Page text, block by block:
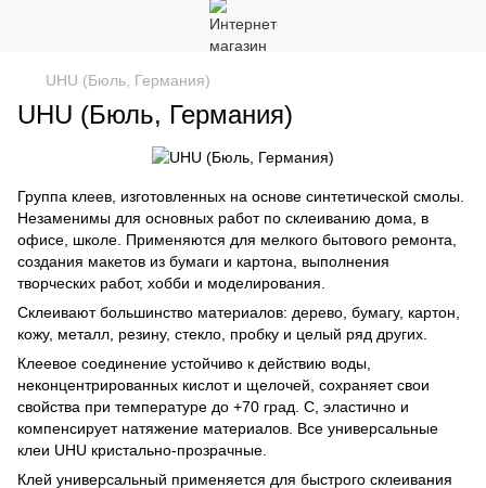
UHU (Бюль, Германия)
UHU (Бюль, Германия)
Группа клеев, изготовленных на основе синтетической смолы.
Незаменимы для основных работ по склеиванию дома, в
офисе, школе. Применяются для мелкого бытового ремонта,
создания макетов из бумаги и картона, выполнения
творческих работ, хобби и моделирования.
Склеивают большинство материалов: дерево, бумагу, картон,
кожу, металл, резину, стекло, пробку и целый ряд других.
Клеевое соединение устойчиво к действию воды,
неконцентрированных кислот и щелочей, сохраняет свои
свойства при температуре до +70 град. С, эластично и
компенсирует натяжение материалов. Все универсальные
клеи UHU кристально-прозрачные.
Клей универсальный применяется для быстрого склеивания